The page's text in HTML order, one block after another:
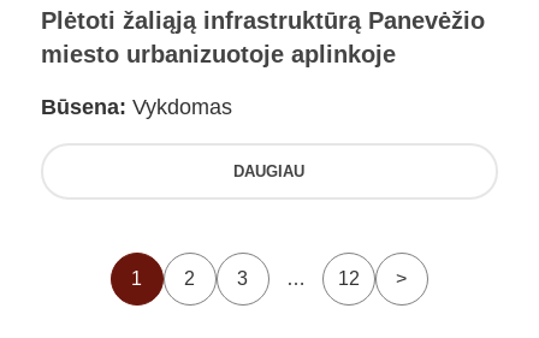
Plėtoti žaliąją infrastruktūrą Panevėžio
miesto urbanizuotoje aplinkoje
Būsena: Vykdomas
DAUGIAU
1 2 3 … 12 >